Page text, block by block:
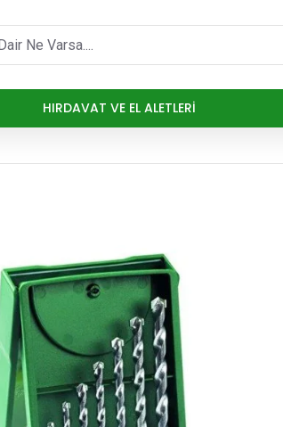
HIRDAVAT VE EL ALETLERI